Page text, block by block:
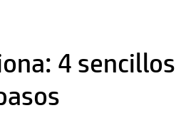
4 sencillos